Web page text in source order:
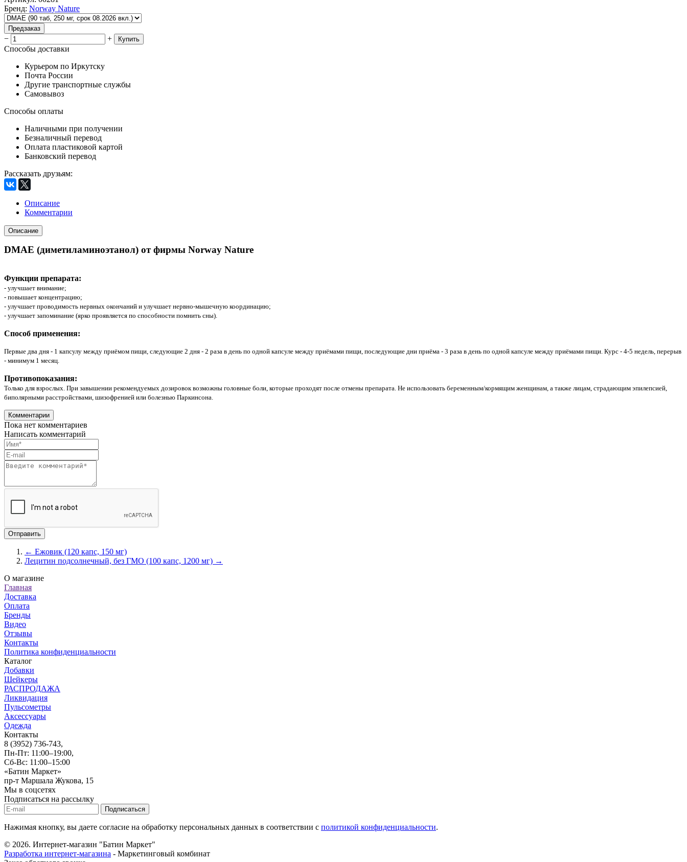
Бренд: Norway Nature
Предзаказ
− + Купить
Способы доставки
Курьером по Иркутску
Почта России
Другие транспортные службы
Самовывоз
Способы оплаты
Наличными при получении
Безналичный перевод
Оплата пластиковой картой
Банковский перевод
Рассказать друзьям:
Описание
Комментарии
Описание
DMAE (диметиламиноэтанол) от фирмы Norway Nature
Функции препарата:
- улучшает внимание;
- повышает концентрацию;
- улучшает проводимость нервных окончаний и улучшает нервно-мышечную координацию;
- улучшает запоминание (ярко проявляется по способности помнить сны).
Способ применения:
Первые два дня - 1 капсулу между приёмом пищи, следующие 2 дня - 2 раза в день по одной капсуле между приёмами пищи, последующие дни приёма - 3 раза в день по одной капсуле между приёмами пищи. Курс - 4-5 недель, перерыв
- минимум 1 месяц.
Противопоказания:
Только для взрослых. При завышении рекомендуемых дозировок возможны головные боли, которые проходят после отмены препарата. Не использовать беременным/кормящим женщинам, а также лицам, страдающим эпилепсией,
биполярными расстройствами, шизофренией или болезнью Паркинсона.
Комментарии
Пока нет комментариев
Написать комментарий
← Ежовик (120 капс, 150 мг)
Лецитин подсолнечный, без ГМО (100 капс, 1200 мг) →
О магазине
Главная
Доставка
Оплата
Бренды
Видео
Отзывы
Контакты
Политика конфиденциальности
Каталог
Добавки
Шейкеры
РАСПРОДАЖА
Ликвидация
Пульсометры
Аксессуары
Одежда
Контакты
8 (3952) 736-743,
Пн-Пт: 11:00–19:00,
Сб-Вс: 11:00–15:00
«Батин Маркет»
пр-т Маршала Жукова, 15
Мы в соцсетях
Подписаться на рассылку
Нажимая кнопку, вы даете согласие на обработку персональных данных в соответствии с политикой конфиденциальности.
© 2026. Интернет-магазин "Батин Маркет"
Разработка интернет-магазина - Маркетинговый комбинат